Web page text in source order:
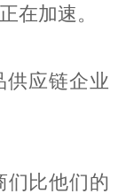
在加速。
应链企业
们比他们的